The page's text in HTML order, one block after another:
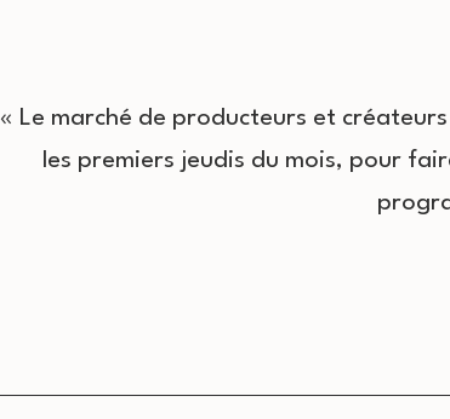
« Le marché de producteurs et
les premiers jeudis du mois, pour